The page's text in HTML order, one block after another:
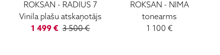
ROKSAN - RADIUS 7
Vinila plašu atskaņotājs
1 499 € 3 500€
ROKSAN - NIMA
tonearms
1 100 €